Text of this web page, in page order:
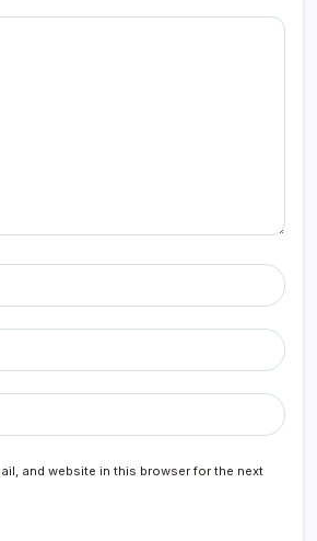
and website in this browser for the next